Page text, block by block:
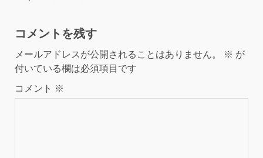
コメントを残す
メールアドレスが公開されることはありません。 ※ が
付いている欄は必須項目です
コメント ※